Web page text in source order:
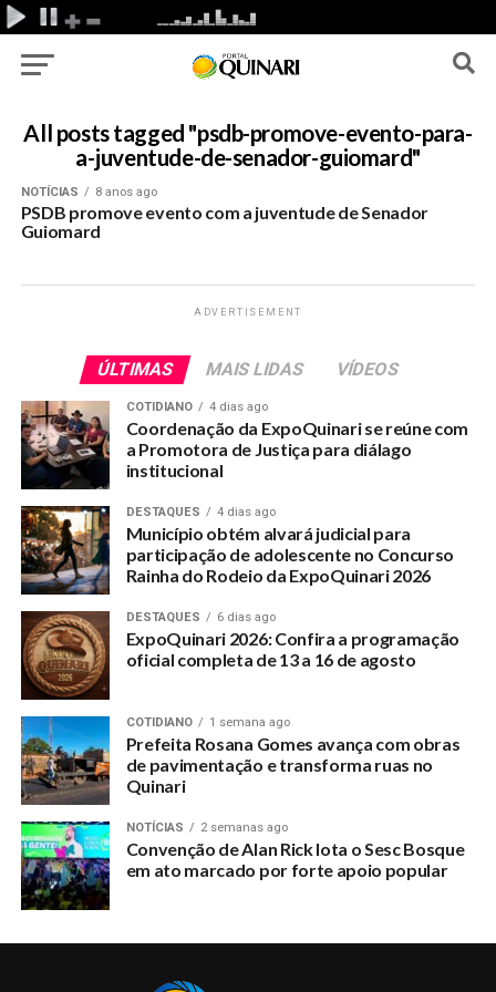
All posts tagged "psdb-promove-evento-para-
a-juventude-de-senador-guiomard"
NOTÍCIAS 8 anos ago
PSDB promove evento com a juventude de Senador
Guiomard
ADVERTISEMENT
ÚLTIMAS MAIS LIDAS VÍDEOS
COTIDIANO 4 dias ago
Coordenação da ExpoQuinari se reúne com
a Promotora de Justiça para diálago
institucional
DESTAQUES 4 dias ago
Município obtém alvará judicial para
participação de adolescente no Concurso
Rainha do Rodeio da ExpoQuinari 2026
DESTAQUES 6 dias ago
ExpoQuinari 2026: Confira a programação
oficial completa de 13 a 16 de agosto
COTIDIANO 1 semana ago
Prefeita Rosana Gomes avança com obras
de pavimentação e transforma ruas no
Quinari
NOTÍCIAS 2 semanas ago
Convenção de Alan Rick lota o Sesc Bosque
em ato marcado por forte apoio popular